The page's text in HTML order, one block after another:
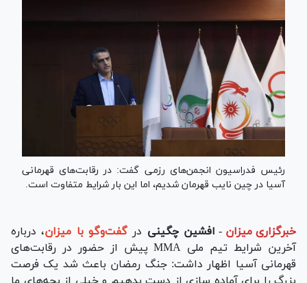
رئیس فدراسیون انجمن‌های رزمی گفت: در رقابت‌های قهرمانی
آسیا در چین نایب قهرمان شدیم، اما این بار شرایط متفاوت است.
خبرگزاری میزان - افشین چگینی درگفت‌و‌گو با میزان، درباره
آخرین شرایط تیم ملی MMA پیش از حضور در رقابت‌های
قهرمانی آسیا اظهار داشت: جنگ رمضان باعث شد یک فرصت